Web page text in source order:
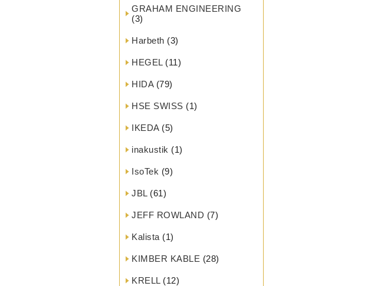
GRAHAM ENGINEERING
(3)
Harbeth (3)
HEGEL(11)
HIDA(79)
HSE SWISS (1)
IKEDA(5)
inakustik (1)
IsoTek (9)
JBL(61)
JEFF ROWLAND (7)
Kalista (1)
KIMBER KABLE (28)
KRELL(12)